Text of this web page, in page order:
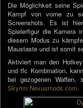
Die Möglichkeit seine
Kampf von vorne zu
Screenshots. Es ist
Spielerfigur die Kamera
diesem Modus zu
Maustaste und ist somit
Aktiviert man den
und tfc Kombination,
bei gezogenen
Skyrim.Nexusmods.com.